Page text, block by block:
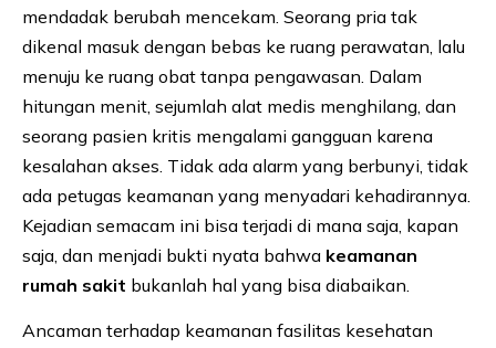
mendadak berubah mencekam. Seorang pria tak
dikenal masuk dengan bebas ke ruang perawatan, lalu
menuju ke ruang obat tanpa pengawasan. Dalam
hitungan menit, sejumlah alat medis menghilang, dan
seorang pasien kritis mengalami gangguan karena
kesalahan akses. Tidak ada alarm yang berbunyi, tidak
ada petugas keamanan yang menyadari kehadirannya.
Kejadian semacam ini bisa terjadi di mana saja, kapan
saja, dan menjadi bukti nyata bahwa keamanan
rumah sakit bukanlah hal yang bisa diabaikan.
Ancaman terhadap keamanan fasilitas kesehatan